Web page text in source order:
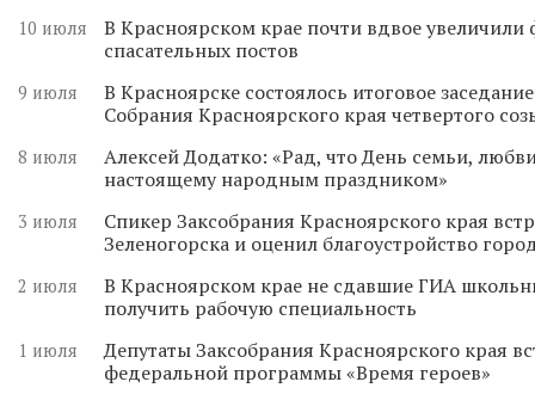
10 июля
В Красноярском крае почти вдвое
спасательных постов
9 июля
В Красноярске состоялось итоговое
Собрания Красноярского края четвертого
8 июля
Алексей Додатко: «Рад, что День семьи,
настоящему народным праздником»
3 июля
Спикер Заксобрания Красноярского края
Зеленогорска и оценил благоустройство
2 июля
В Красноярском крае не сдавшие ГИА
получить рабочую специальность
1 июля
Депутаты Заксобрания Красноярского края
федеральной программы «Время героев»